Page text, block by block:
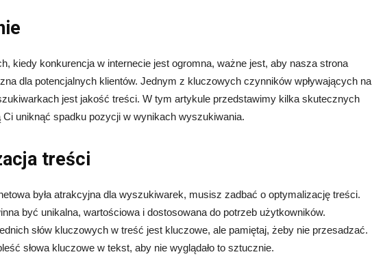
kiedy konkurencja w internecie jest ogromna, ważne jest, aby nasza strona
dla potencjalnych klientów. Jednym z kluczowych czynników wpływających na
jest jakość treści. W tym artykule przedstawimy kilka skutecznych
Ci uniknąć spadku pozycji w wynikach wyszukiwania.
treści
była atrakcyjna dla wyszukiwarek, musisz zadbać o optymalizację treści.
być unikalna, wartościowa i dostosowana do potrzeb użytkowników.
słów kluczowych w treść jest kluczowe, ale pamiętaj, żeby nie przesadzać.
słowa kluczowe w tekst, aby nie wyglądało to sztucznie.